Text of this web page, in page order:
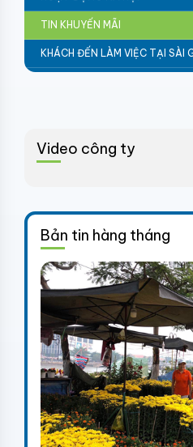
TIN KHUYẾN MÃI
KHÁCH ĐẾN LÀM VIỆC TẠI SÀI
Video công ty
Bản tin hàng tháng